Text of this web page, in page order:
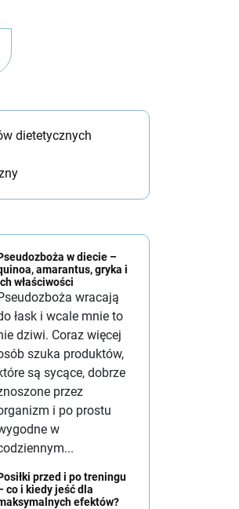
dietetycznych
w diecie –
amarantus, gryka i
właściwości
wracają
łask i wcale mnie to
dziwi. Coraz więcej
szuka produktów,
są sycące, dobrze
przez
i po prostu
w
przed i po treningu
co i kiedy jeść dla
efektów?